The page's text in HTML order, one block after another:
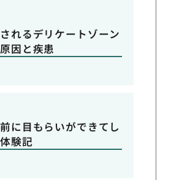
れるデリケートゾーン
因と疾患
に目もらいができてし
験記